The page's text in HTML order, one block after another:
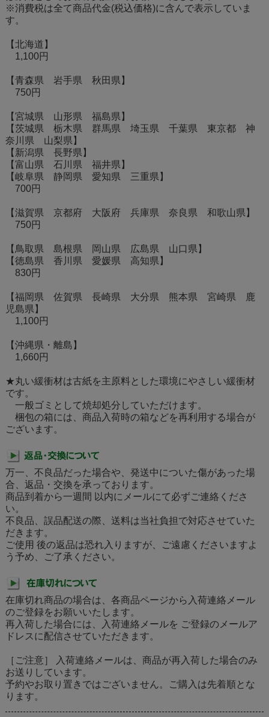
※消費税は全て商品代金(税込価格)に含んで表示していま
す。
【北海道】
1,100円
【青森県 岩手県 秋田県】
750円
【宮城県 山形県 福島県】
【茨城県 栃木県 群馬県 埼玉県 千葉県 東京都 神
奈川県 山梨県】
【新潟県 長野県】
【富山県 石川県 福井県】
【岐阜県 静岡県 愛知県 三重県】
700円
【滋賀県 京都府 大阪府 兵庫県 奈良県 和歌山県】
750円
【鳥取県 島根県 岡山県 広島県 山口県】
【徳島県 香川県 愛媛県 高知県】
830円
【福岡県 佐賀県 長崎県 大分県 熊本県 宮崎県 鹿
児島県】
1,100円
【沖縄県・離島】
1,660円
★丸い緩衝材は古紙を主原料とした環境にやさしい緩衝材
です。
一般ゴミとして焼却処分していただけます。
梱包の箱には、商品入荷時の箱などを再利用する場合が
ございます。
万一、不良品だった場合や、発送中についた傷があった場
合、返品・交換を承っております。
商品到着から一週間 以内にメールにて必ずご連絡くださ
い。
不良品、誤品配送の際、送料は当社負担で対応させていた
だきます。
ご使用 後の返品は恐れ入りますが、ご遠慮くださいますよ
う予め、ご了承ください。
在庫切れ商品の場合は、各商品ページから入荷連絡メール
のご登録をお願いいたします。
再入荷した場合には、入荷連絡メールを ご登録のメールア
ドレスに配信させていただきます。
［ご注意］ 入荷連絡メールは、商品が再入荷した場合のみ
お送りしています。
予約やお取り置きではございません。ご購入は先着順とな
ります。